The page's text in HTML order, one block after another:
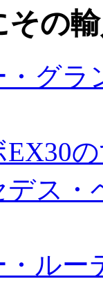
その
グラ
ス・
ルー